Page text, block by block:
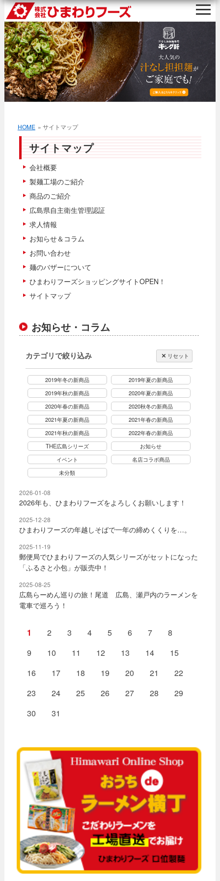
HOME » サイトマップ
サイトマップ
会社概要
製麺工場のご紹介
商品のご紹介
広島県自主衛生管理認証
求人情報
お知らせ＆コラム
お問い合わせ
麺のバザーについて
ひまわりフーズショッピングサイトOPEN！
サイトマップ
お知らせ・コラム
カテゴリで絞り込み リセット
2019年冬の新商品
2019年夏の新商品
2019年秋の新商品
2020年夏の新商品
2020年春の新商品
2020秋冬の新商品
2021年夏の新商品
2021年春の新商品
2021年秋の新商品
2022年春の新商品
THE広島シリーズ
お知らせ
イベント
名店コラボ商品
未分類
2026-01-08
2026年も、ひまわりフーズをよろしくお願いします！
2025-12-28
ひまわりフーズの年越しそばで一年の締めくくりを…。
2025-11-19
郵便局でひまわりフーズの人気シリーズがセットになった
「ふるさと小包」が販売中！
2025-08-25
広島らーめん巡りの旅！尾道 広島、瀬戸内のラーメンを
電車で巡ろう！
1 2 3 4 5 6 7
8
9
10 11 12 13 14
15
16
17 18 19 20 21
22
23
24 25 26 27 28
29
30
31